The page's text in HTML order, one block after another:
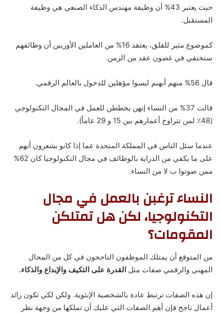
حيث يعتبر 43% أن وظيفة مهندس الذكاء الصنعي هي وظيفة
المستقبل.
كموضوع مثير للقلق، يعتقد 16% من العاملين الأوربين أن وظائفهم
ستختفي في غضون عقد من الزمن.
قال 56% منهم أنهنم ليسوا مؤهلين للدخول بالعالم الرقمي.
قالت 37% من النساء إنهن يخططن للعمل في المجال التكنولوجي
(48٪ لمن تتراوح أعمارهم بين 15 و 29 عاماً).
عندما سئل الناس في المملكة المتحدة عما إذا كانو يشعرون أنهم
على ما يكفي من الدراية بالوظائف في مجال التكنولوجيا كان 62%
ممن صوتوا ب لا من النساء.
النساء ترغبن بالعمل في مجال
التكنولوجيا، لكن هل تمتلكن
المقومات؟
من المتوقع أن يمتلك الموظفون الناجحون في كل من المجال
المهني والرقمي صفات مثل القدرة على التكيف والإبداع والذكاء.
إن هذه الصفات ترتبط عادة بالشخصية الإنثوية. ولكن لكي تكون رائد
أعمال ناجح فإن أهم الصفات التي عليك أن تملكها من وجهة نظر